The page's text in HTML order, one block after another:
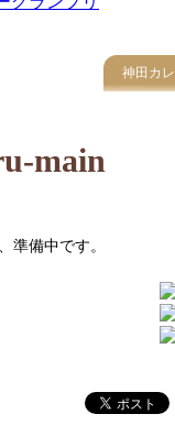
神田カ
main
準備中です。